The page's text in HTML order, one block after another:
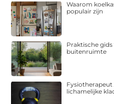
Waarom
populair zijn
Praktische
buitenruimte
lichamelijke